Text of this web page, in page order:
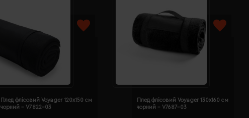
Плед флісовий Voyager 120х150 см
чорний - V7822-03
Плед флісовий Voyager 130х160 см
чорний - V7687-03